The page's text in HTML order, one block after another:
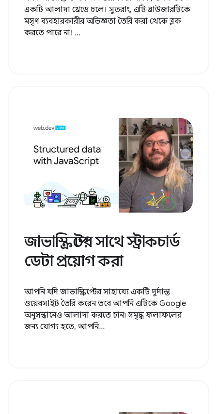
একটি আলাদা থ্রেডে চলে। সুতরাং, এটি ব্রাউজারটিকে
মসৃণ ব্যবহারকারীর অভিজ্ঞতা তৈরি করা থেকে ব্লক
করতে পারে না! ...
জাভাস্ক্রিপ্টের সাথে স্ট্রাকচার্ড
ডেটা প্রয়োগ করা
আপনি যদি জাভাস্ক্রিপ্টের সাহায্যে একটি দুর্দান্ত
ওয়েবসাইট তৈরি করেন তবে আপনি এটিকে Google
অনুসন্ধানেও আলাদা করতে চান৷ সমৃদ্ধ ফলাফলের
জন্য যোগ্য হতে, আপনি...